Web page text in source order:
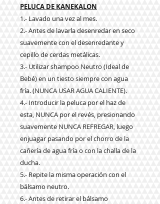
PELUCA DE KANEKALON
1.- Lavado una vez al mes.
2.- Antes de lavarla desenredar en seco
suavemente con el desenredante y
cepillo de cerdas metálicas.
3.- Utilizar shampoo Neutro (Ideal de
Bebé) en un tiesto siempre con agua
fría. (NUNCA USAR AGUA CALIENTE).
4.- Introducir la peluca por el haz de
esta, NUNCA por el revés, presionando
suavemente NUNCA REFREGAR, luego
enjuagar pasando por el chorro de la
cañería de agua fría o con la challa de la
ducha.
5.- Repite la misma operación con el
bálsamo neutro.
6.- Antes de retirar el bálsamo